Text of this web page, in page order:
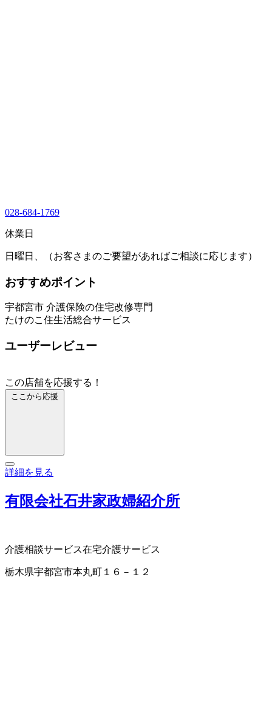
028-684-1769
休業日
日曜日、（お客さまのご要望があればご相談に応じます）
おすすめポイント
宇都宮市 介護保険の住宅改修専門
たけのこ住生活総合サービス
ユーザーレビュー
この店舗を応援する！
ここから応援
詳細を見る
有限会社石井家政婦紹介所
介護相談サービス在宅介護サービス
栃木県宇都宮市本丸町１６－１２